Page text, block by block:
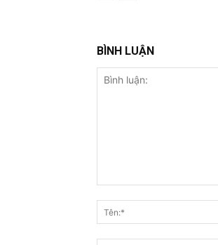
BÌNH LUẬN
luận: